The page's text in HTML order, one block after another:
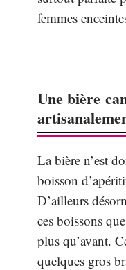
femmes
Une bière
La bière n’est
boisson
D’ailleurs
ces boissons
plus qu’avant.
quelques gros